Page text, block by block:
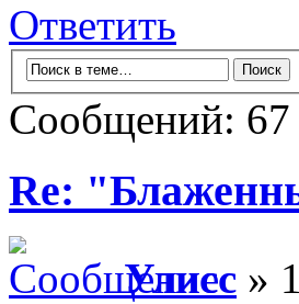
Ответить
Сообщений: 67
Re:
Улисс »